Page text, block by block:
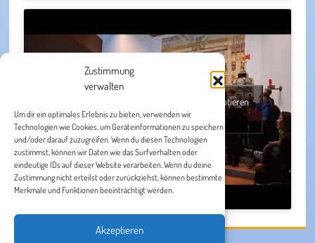
Zustimmung
verwalten
Um dir ein optimales Erlebnis zu bieten, verwenden wir
Technologien wie Cookies, um Geräteinformationen zu speichern
und/oder darauf zuzugreifen. Wenn du diesen Technologien
zustimmst, können wir Daten wie das Surfverhalten oder
eindeutige IDs auf dieser Website verarbeiten. Wenn du deine
Zustimmung nicht erteilst oder zurückziehst, können bestimmte
Merkmale und Funktionen beeinträchtigt werden.
Akzeptieren
Klicke hier, um Marketing-Cookies zu akzeptieren
und diesen Inhalt zu aktivieren